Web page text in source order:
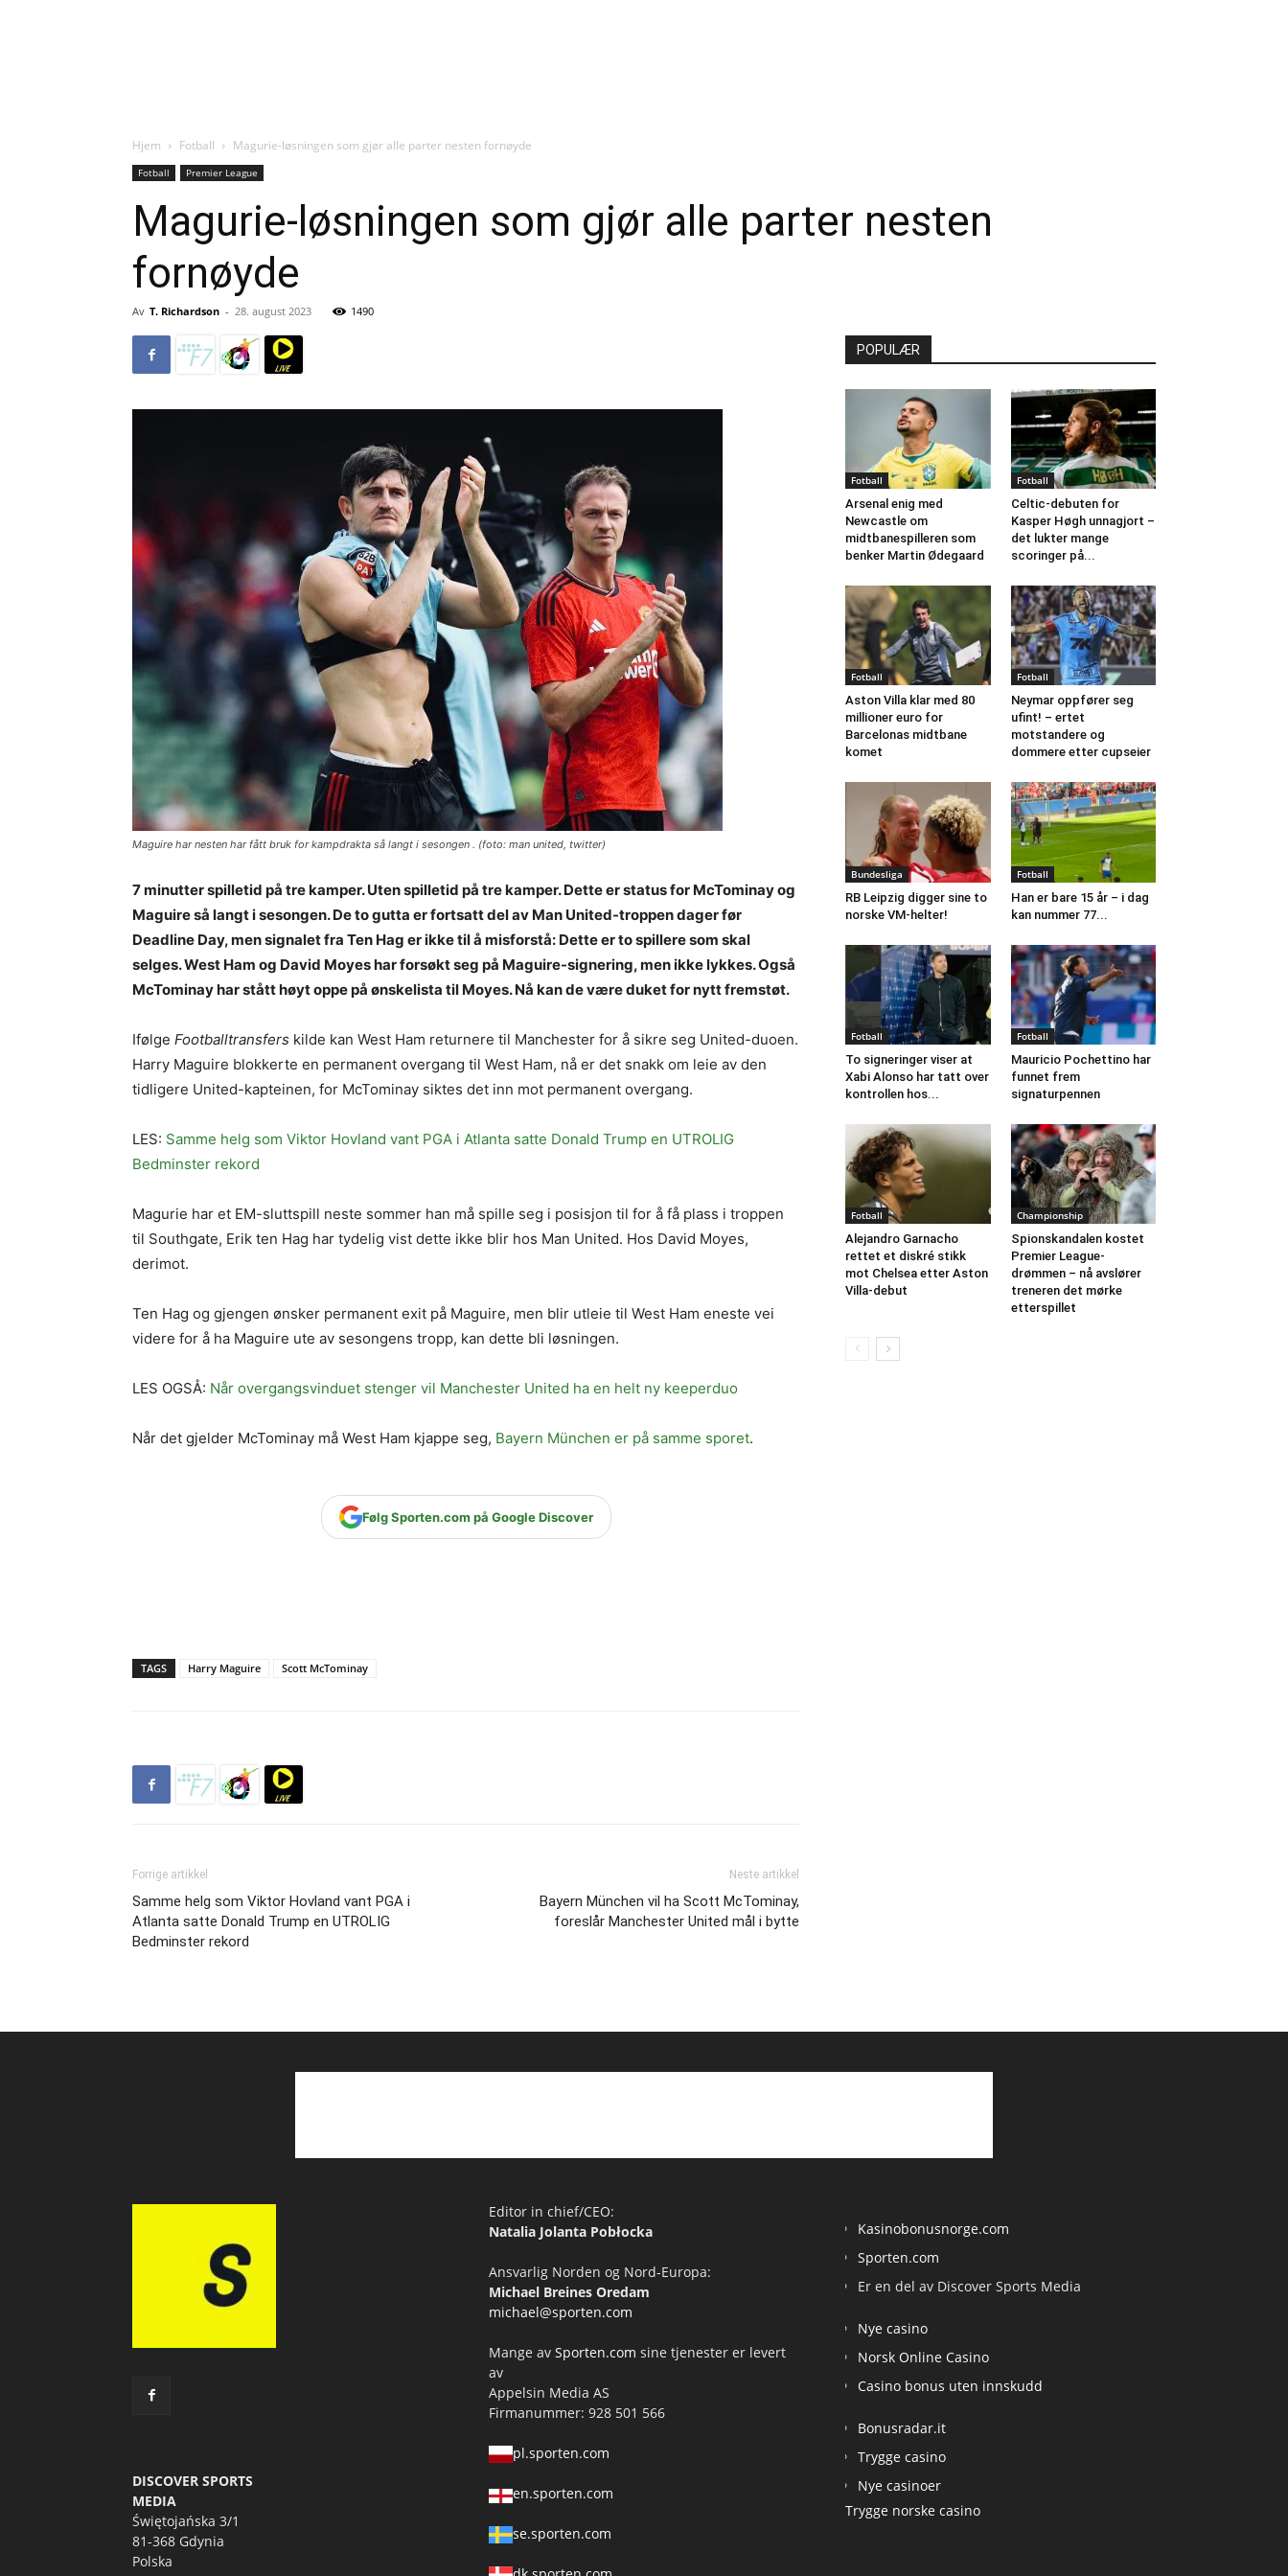
Hjem Fotball Magurie-løsningen som gjør alle parter nesten fornøyde
Fotball Premier League
Magurie-løsningen som gjør alle parter nesten
fornøyde
Av T. Richardson - 28. august 2023 1490
Maguire har nesten har fått bruk for kampdrakta så langt i sesongen . (foto: man united, twitter)
7 minutter spilletid på tre kamper. Uten spilletid på tre kamper. Dette er status for McTominay og
Maguire så langt i sesongen. De to gutta er fortsatt del av Man United-troppen dager før
Deadline Day, men signalet fra Ten Hag er ikke til å misforstå: Dette er to spillere som skal
selges. West Ham og David Moyes har forsøkt seg på Maguire-signering, men ikke lykkes. Også
McTominay har stått høyt oppe på ønskelista til Moyes. Nå kan de være duket for nytt fremstøt.
Ifølge Footballtransfers kilde kan West Ham returnere til Manchester for å sikre seg United-duoen.
Harry Maguire blokkerte en permanent overgang til West Ham, nå er det snakk om leie av den
tidligere United-kapteinen, for McTominay siktes det inn mot permanent overgang.
LES: Samme helg som Viktor Hovland vant PGA i Atlanta satte Donald Trump en UTROLIG
Bedminster rekord
Magurie har et EM-sluttspill neste sommer han må spille seg i posisjon til for å få plass i troppen
til Southgate, Erik ten Hag har tydelig vist dette ikke blir hos Man United. Hos David Moyes,
derimot.
Ten Hag og gjengen ønsker permanent exit på Maguire, men blir utleie til West Ham eneste vei
videre for å ha Maguire ute av sesongens tropp, kan dette bli løsningen.
LES OGSÅ: Når overgangsvinduet stenger vil Manchester United ha en helt ny keeperduo
Når det gjelder McTominay må West Ham kjappe seg, Bayern München er på samme sporet.
Følg Sporten.com på Google Discover
TAGS Harry Maguire Scott McTominay
Forrige artikkel
Samme helg som Viktor Hovland vant PGA i
Atlanta satte Donald Trump en UTROLIG
Bedminster rekord
Neste artikkel
Bayern München vil ha Scott McTominay,
foreslår Manchester United mål i bytte
POPULÆR
Fotball
Arsenal enig med
Newcastle om
midtbanespilleren som
benker Martin Ødegaard
Fotball
Celtic-debuten for
Kasper Høgh unnagjort –
det lukter mange
scoringer på...
Fotball
Aston Villa klar med 80
millioner euro for
Barcelonas midtbane
komet
Fotball
Neymar oppfører seg
ufint! – ertet
motstandere og
dommere etter cupseier
Bundesliga
RB Leipzig digger sine to
norske VM-helter!
Fotball
Han er bare 15 år – i dag
kan nummer 77...
Fotball
To signeringer viser at
Xabi Alonso har tatt over
kontrollen hos...
Fotball
Mauricio Pochettino har
funnet frem
signaturpennen
Fotball
Alejandro Garnacho
rettet et diskré stikk
mot Chelsea etter Aston
Villa-debut
Championship
Spionskandalen kostet
Premier League-
drømmen – nå avslører
treneren det mørke
etterspillet
DISCOVER SPORTS
MEDIA
Świętojańska 3/1
81-368 Gdynia
Polska
Editor in chief/CEO:
Natalia Jolanta Pobłocka
Ansvarlig Norden og Nord-Europa:
Michael Breines Oredam
michael@sporten.com
Mange av Sporten.com sine tjenester er levert
av
Appelsin Media AS
Firmanummer: 928 501 566
pl.sporten.com
en.sporten.com
se.sporten.com
Kasinobonusnorge.com
Sporten.com
Er en del av Discover Sports Media
Nye casino
Norsk Online Casino
Casino bonus uten innskudd
Bonusradar.it
Trygge casino
Nye casinoer
Trygge norske casino